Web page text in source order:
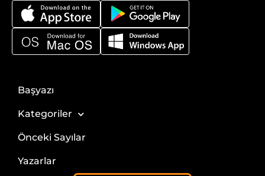
Başyazı
Kategoriler
Önceki Sayılar
Yazarlar